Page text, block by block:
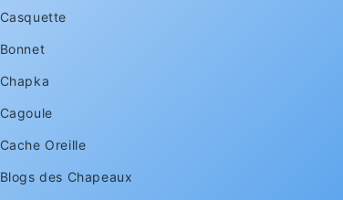
Casquette
Bonnet
Chapka
Cagoule
Cache Oreille
Blogs des Chapeaux